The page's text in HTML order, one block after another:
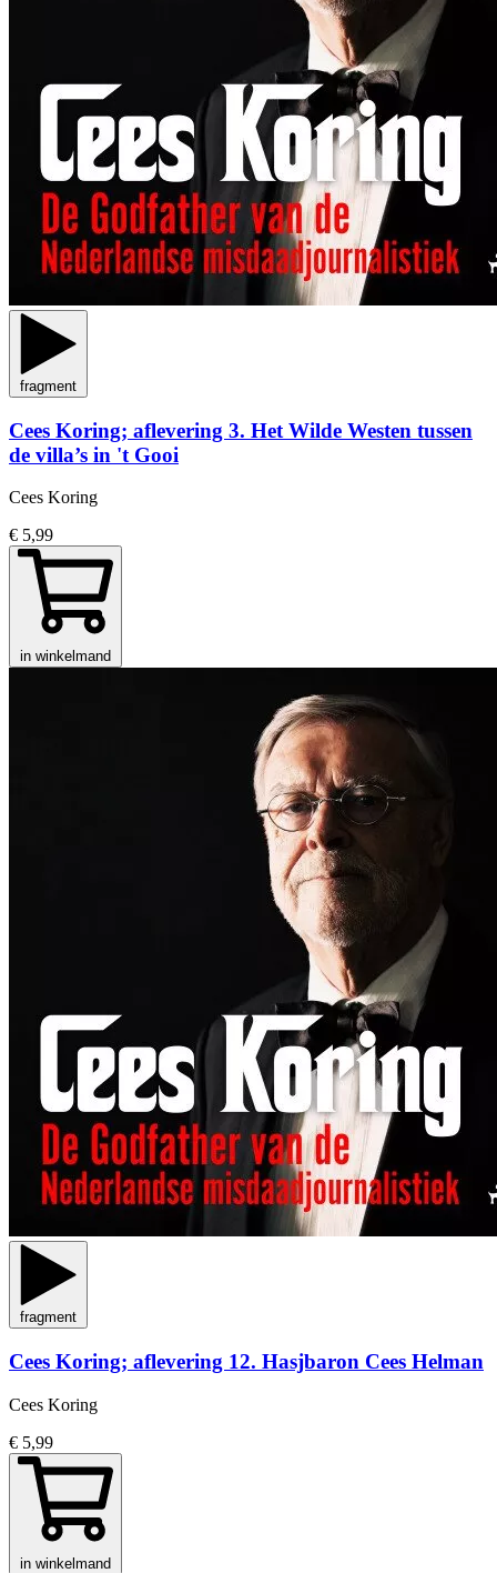
fragment
Cees Koring; aflevering 3. Het Wilde Westen tussen
de villa’s in 't Gooi
Cees Koring
€ 5,99
in winkelmand
fragment
Cees Koring; aflevering 12. Hasjbaron Cees Helman
Cees Koring
€ 5,99
in winkelmand